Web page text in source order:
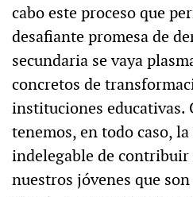
cabo este proceso que
desafiante promesa de
secundaria se vaya
concretos de
instituciones educativas.
tenemos, en todo caso,
indelegable de
nuestros jóvenes que